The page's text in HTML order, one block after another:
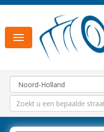
Toggle
navigation